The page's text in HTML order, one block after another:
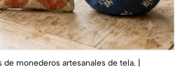
monederos artesanales de tela. |